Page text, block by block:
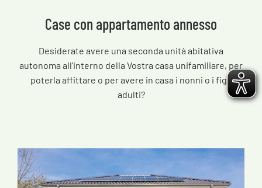
Case con appartamento annesso
Desiderate avere una seconda unità abitativa
autonoma all’interno della Vostra casa unifamiliare, per
poterla affittare o per avere in casa i nonni o i figli
adulti?